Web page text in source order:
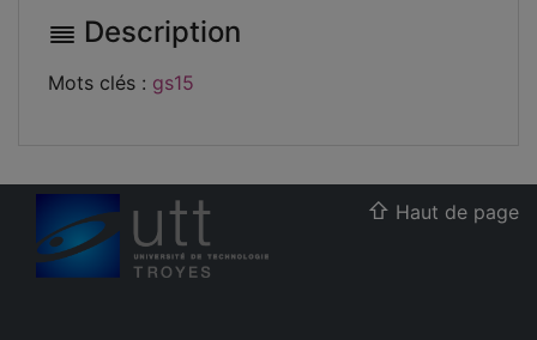
Description
Mots clés : gs15
Haut de page